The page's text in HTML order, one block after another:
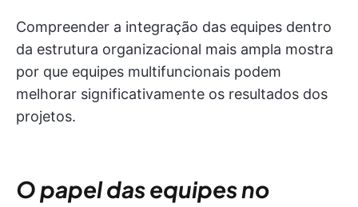
Compreender a integração das equipes dentro
da estrutura organizacional mais ampla mostra
por que equipes multifuncionais podem
melhorar significativamente os resultados dos
projetos.
O papel das equipes no